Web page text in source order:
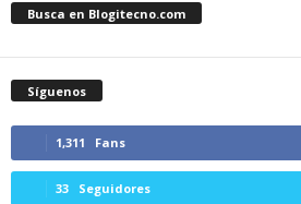
Busca en Blogitecno.com
Síguenos
1,311 Fans
33 Seguidores